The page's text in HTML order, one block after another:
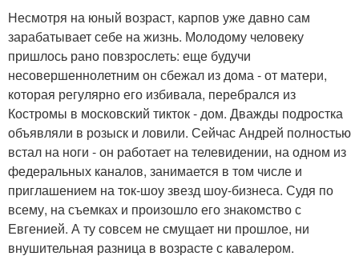
Несмотря на юный возраст, карпов уже давно сам
зарабатывает себе на жизнь. Молодому человеку
пришлось рано повзрослеть: еще будучи
несовершеннолетним он сбежал из дома - от матери,
которая регулярно его избивала, перебрался из
Костромы в московский тикток - дом. Дважды подростка
объявляли в розыск и ловили. Сейчас Андрей полностью
встал на ноги - он работает на телевидении, на одном из
федеральных каналов, занимается в том числе и
приглашением на ток-шоу звезд шоу-бизнеса. Судя по
всему, на съемках и произошло его знакомство с
Евгенией. А ту совсем не смущает ни прошлое, ни
внушительная разница в возрасте с кавалером.